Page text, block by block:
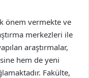
önem vermekte ve
merkezleri ile
araştırmalar,
hem de yeni
Fakülte,